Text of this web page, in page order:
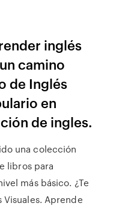
inglés
camino
de Inglés
en
de ingles.
una colección
libros para
más básico. ¿Te
Visuales. Aprende